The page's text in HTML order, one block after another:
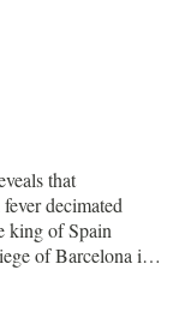
that
decimated
king of Spain
of Barcelona in